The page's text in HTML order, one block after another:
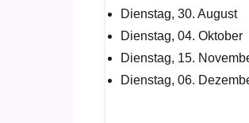
Dienstag, 30. August
Dienstag, 04. Oktober
Dienstag, 15.
Dienstag, 06.